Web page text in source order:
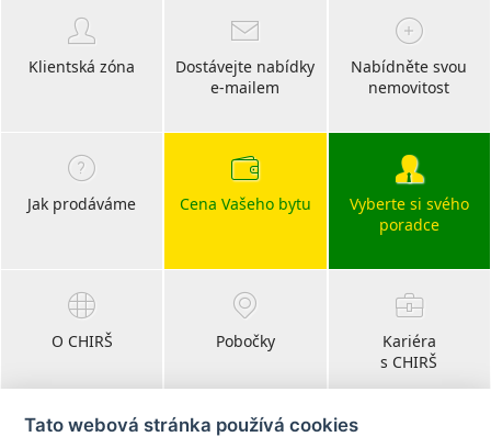
Klientská zóna
Dostávejte nabídky
e-mailem
Nabídněte svou
nemovitost
Jak prodáváme Cena Vašeho bytu
Vyberte si svého
poradce
O CHIRŠ Pobočky
Kariéra
s CHIRŠ
Tato webová stránka používá cookies